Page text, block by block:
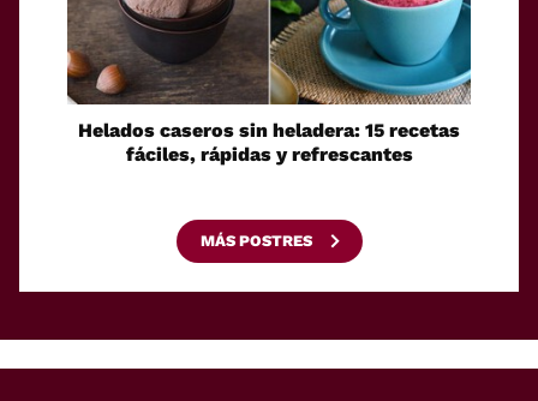
Helados caseros sin heladera: 15 recetas
fáciles, rápidas y refrescantes
MÁS POSTRES